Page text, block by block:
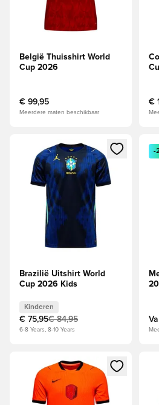
België Thuisshirt World
Cup 2026
€ 99,95
Meerdere maten beschikbaar
€
Opent een venster om in te
Brazilië Uitshirt World
Cup 2026 Kids
Kinderen
€ 75,95€ 84,95
6-8 Years, 8-10 Years
-
Opent een venster om in te